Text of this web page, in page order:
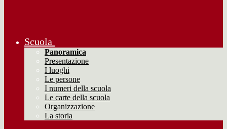
Scuola
Panoramica
Presentazione
I luoghi
Le persone
I numeri della scuola
Le carte della scuola
Organizzazione
La storia